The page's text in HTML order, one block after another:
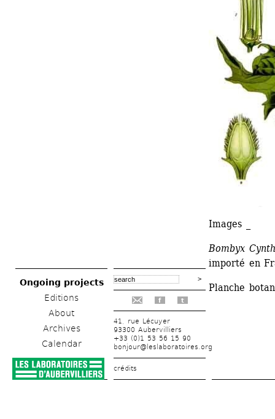
Ongoing projects
Editions
About
Archives
Calendar
f t
41, rue Lécuyer
93300 Aubervilliers
+33 (0)1 53 56 15 90
bonjour@leslaboratoires.org
crédits
Images _
Bombyx
importé en
Planche